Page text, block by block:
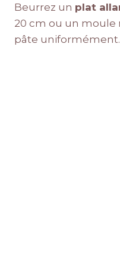
Beurrez un plat
20 cm ou un moule
pâte uniformément.